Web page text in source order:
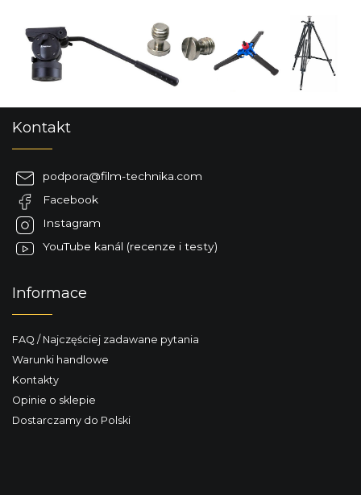
Kontakt
podpora@film-technika.com
Facebook
Instagram
YouTube kanál (recenze i testy)
Informace
FAQ / Najczęściej zadawane pytania
Warunki handlowe
Kontakty
Opinie o sklepie
Dostarczamy do Polski